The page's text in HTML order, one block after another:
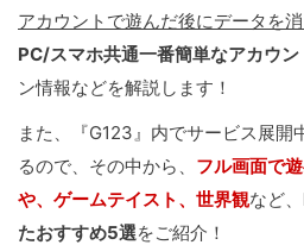
アカウントで遊んだ後にデータを
PC/スマホ共通一番簡単なアカウ
ン情報などを解説します！
また、『G123』内でサービス展
るので、その中から、 フル画面で
や、ゲームテイスト、世界観など、
たおすすめ5選をご紹介！